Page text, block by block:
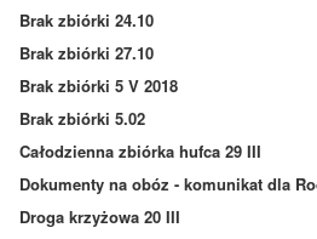
Brak zbiórki 24.10
Brak zbiórki 27.10
Brak zbiórki 5 V 2018
Brak zbiórki 5.02
Całodzienna zbiórka hufca 29 III
Dokumenty na obóz - komunikat dla
Droga krzyżowa 20 III